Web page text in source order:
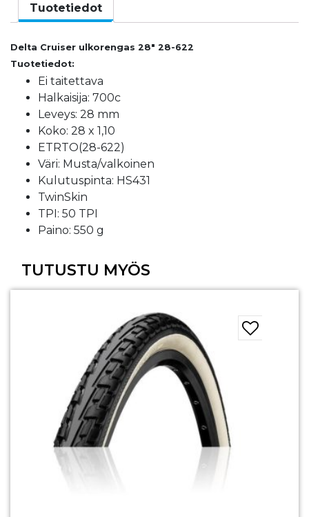
Tuotetiedot
Delta Cruiser ulkorengas 28″ 28-622
Tuotetiedot:
Ei taitettava
Halkaisija: 700c
Leveys: 28 mm
Koko: 28 x 1,10
ETRTO(28-622)
Väri: Musta/valkoinen
Kulutuspinta: HS431
TwinSkin
TPI: 50 TPI
Paino: 550 g
TUTUSTU MYÖS